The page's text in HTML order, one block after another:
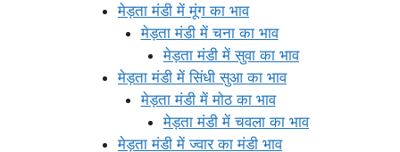
मेड़ता मंडी में मूंग का भाव
मेड़ता मंडी में चना का भाव
मेड़ता मंडी में सुवा का भाव
मेड़ता मंडी में सिंधी सुआ का भाव
मेड़ता मंडी में मोठ का भाव
मेड़ता मंडी में चवला का भाव
मेड़ता मंडी में ज्वार का मंडी भाव